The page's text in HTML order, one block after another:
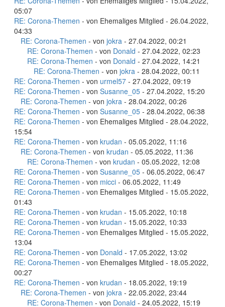
05:07
RE: Corona-Themen - von Ehemaliges Mitglied - 26.04.2022,
04:33
RE: Corona-Themen - von jokra - 27.04.2022, 00:21
RE: Corona-Themen - von Donald - 27.04.2022, 02:23
RE: Corona-Themen - von Donald - 27.04.2022, 14:21
RE: Corona-Themen - von jokra - 28.04.2022, 00:11
RE: Corona-Themen - von urmel57 - 27.04.2022, 09:19
RE: Corona-Themen - von Susanne_05 - 27.04.2022, 15:20
RE: Corona-Themen - von jokra - 28.04.2022, 00:26
RE: Corona-Themen - von Susanne_05 - 28.04.2022, 06:38
RE: Corona-Themen - von Ehemaliges Mitglied - 28.04.2022,
15:54
RE: Corona-Themen - von krudan - 05.05.2022, 11:16
RE: Corona-Themen - von krudan - 05.05.2022, 11:36
RE: Corona-Themen - von krudan - 05.05.2022, 12:08
RE: Corona-Themen - von Susanne_05 - 06.05.2022, 06:47
RE: Corona-Themen - von micci - 06.05.2022, 11:49
RE: Corona-Themen - von Ehemaliges Mitglied - 15.05.2022,
01:43
RE: Corona-Themen - von krudan - 15.05.2022, 10:18
RE: Corona-Themen - von krudan - 15.05.2022, 10:33
RE: Corona-Themen - von Ehemaliges Mitglied - 15.05.2022,
13:04
RE: Corona-Themen - von Donald - 17.05.2022, 13:02
RE: Corona-Themen - von Ehemaliges Mitglied - 18.05.2022,
00:27
RE: Corona-Themen - von krudan - 18.05.2022, 19:19
RE: Corona-Themen - von jokra - 22.05.2022, 23:44
RE: Corona-Themen - von Donald - 24.05.2022, 15:19